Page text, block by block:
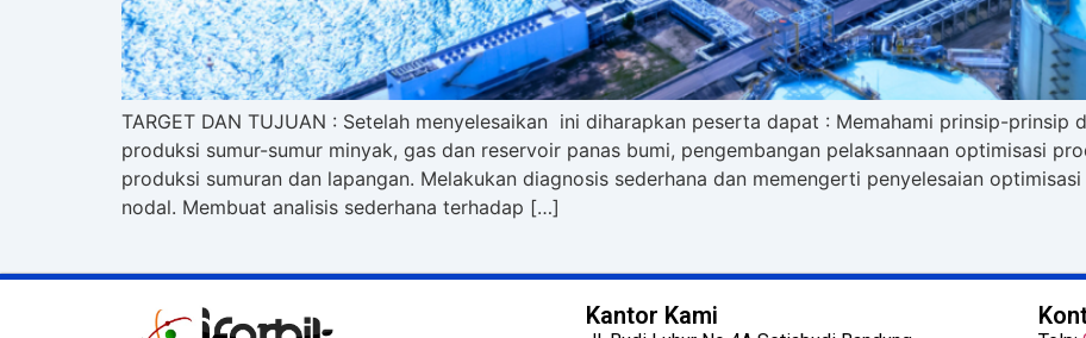
TARGET DAN TUJUAN : Setelah menyelesaikan ini diharapkan peserta dapat : Memahami prinsip-
produksi sumur-sumur minyak, gas dan reservoir panas bumi, pengembangan pelaksannaan optimisasi
produksi sumuran dan lapangan. Melakukan diagnosis sederhana dan memengerti penyelesaian
nodal. Membuat analisis sederhana terhadap […]
Kantor Kami